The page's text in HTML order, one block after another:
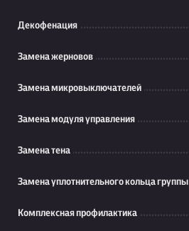
Декофенация
Замена жерновов
Замена микровыключателей
Замена модуля управления
Замена тена
Замена уплотнительного кольца группы
Комплексная профилактика